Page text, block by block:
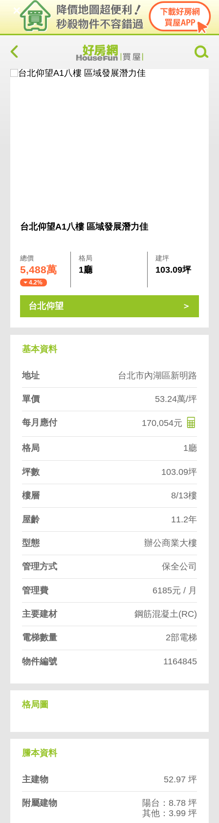
台北仰望A1八樓 區域發展潛力佳
總價
5,488萬
4.2%
格局
1廳
建坪
103.09坪
台北仰望
基本資料
地址 台北市內湖區新明路
單價 53.24萬/坪
每月應付 170,054元
格局 1廳
坪數 103.09坪
樓層 8/13樓
屋齡 11.2年
型態 辦公商業大樓
管理方式 保全公司
管理費 6185元 / 月
主要建材 鋼筋混凝土(RC)
電梯數量 2部電梯
物件編號 1164845
格局圖
謄本資料
主建物 52.97 坪
附屬建物
陽台：8.78 坪
其他：3.99 坪